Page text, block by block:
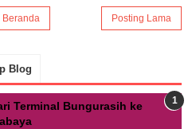
Posting Lama
Beranda
Blog
Terminal Bungurasih ke